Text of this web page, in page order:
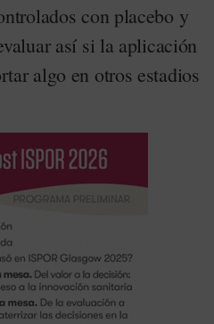
con placebo y
así si la aplicación
algo en otros estadios